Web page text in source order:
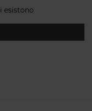
esistono